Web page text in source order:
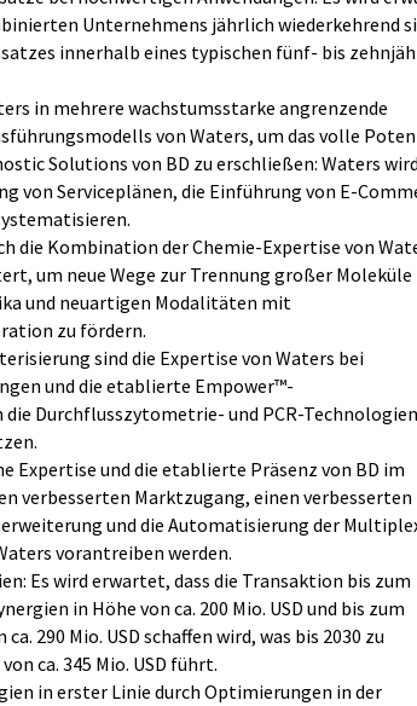
Unternehmens jährlich wiederkehrend
innerhalb eines typischen fünf- bis
in mehrere wachstumsstarke angrenzende
von Waters, um das volle
Solutions von BD zu erschließen: Waters
von Serviceplänen, die Einführung von E-
die Kombination der Chemie-Expertise von
um neue Wege zur Trennung großer Moleküle
und neuartigen Modalitäten mit
zu fördern.
sind die Expertise von Waters bei
und die etablierte Empower™-
Durchflusszytometrie- und PCR-
Expertise und die etablierte Präsenz von BD im
verbesserten Marktzugang, einen verbesserten
und die Automatisierung der
vorantreiben werden.
Es wird erwartet, dass die Transaktion bis zum
in Höhe von ca. 200 Mio. USD und bis zum
290 Mio. USD schaffen wird, was bis 2030 zu
ca. 345 Mio. USD führt.
in erster Linie durch Optimierungen in der